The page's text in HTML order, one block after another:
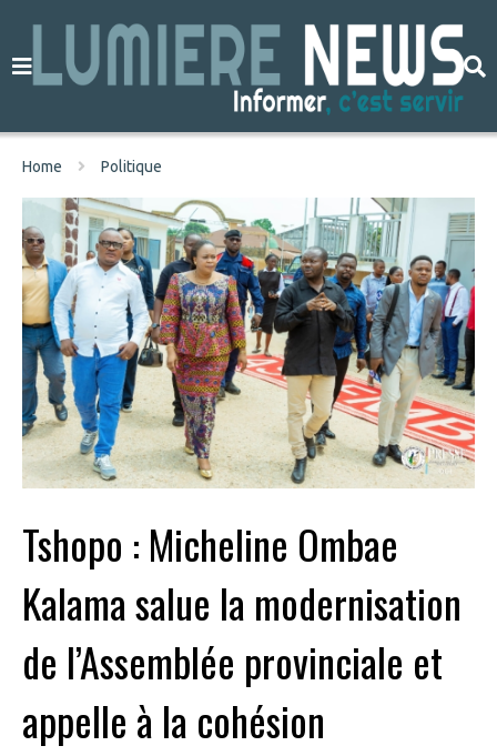
Home Politique
Tshopo : Micheline Ombae
Kalama salue la modernisation
de l’Assemblée provinciale et
appelle à la cohésion